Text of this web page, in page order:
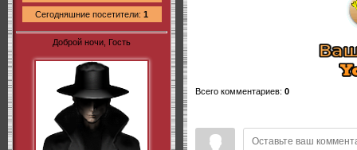
Сегодняшние посетители: 1
Доброй ночи, Гость
Всего комментариев: 0